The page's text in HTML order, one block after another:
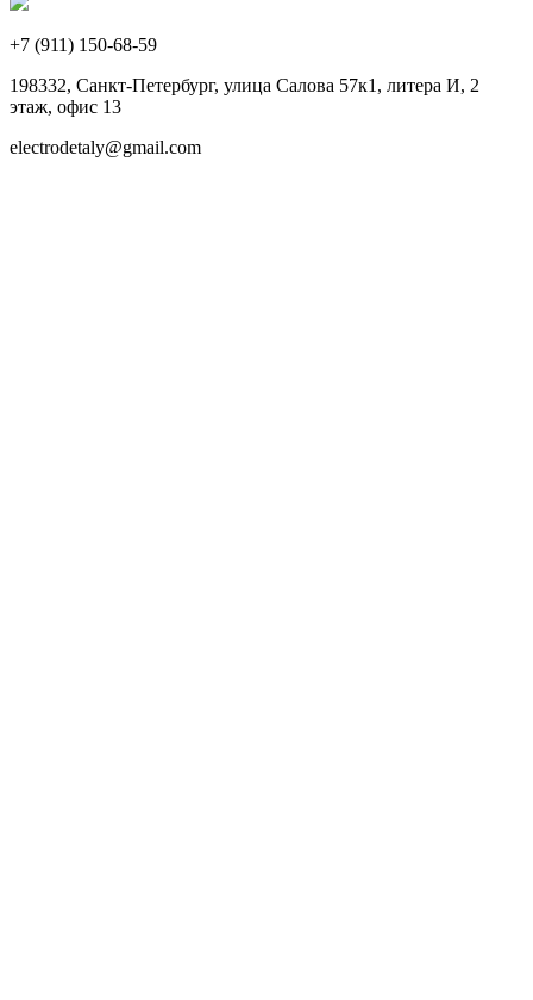
+7 (911) 150-68-59
198332, Санкт-Петербург, улица Салова 57к1, литера И, 2
этаж, офис 13
electrodetaly@gmail.com